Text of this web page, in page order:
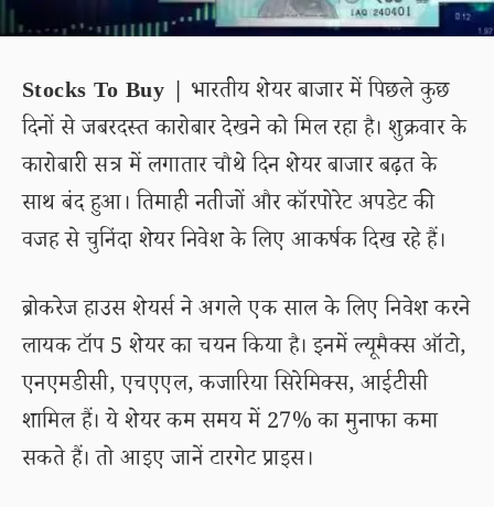
Stocks To Buy | भारतीय शेयर बाजार में पिछले कुछ
दिनों से जबरदस्त कारोबार देखने को मिल रहा है। शुक्रवार के
कारोबारी सत्र में लगातार चौथे दिन शेयर बाजार बढ़त के
साथ बंद हुआ। तिमाही नतीजों और कॉरपोरेट अपडेट की
वजह से चुनिंदा शेयर निवेश के लिए आकर्षक दिख रहे हैं।
ब्रोकरेज हाउस शेयर्स ने अगले एक साल के लिए निवेश करने
लायक टॉप 5 शेयर का चयन किया है। इनमें ल्यूमैक्स ऑटो,
एनएमडीसी, एचएएल, कजारिया सिरेमिक्स, आईटीसी
शामिल हैं। ये शेयर कम समय में 27% का मुनाफा कमा
सकते हैं। तो आइए जानें टारगेट प्राइस।